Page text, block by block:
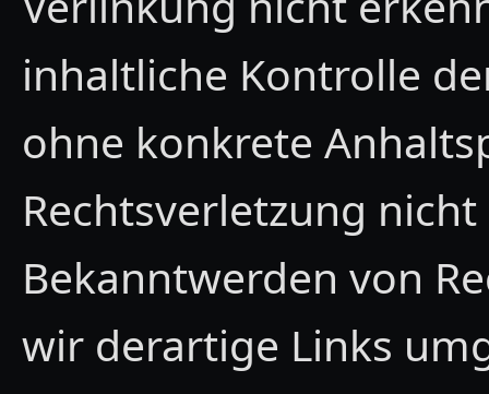
inhaltliche Kontrolle
ohne konkrete
Rechtsverletzung
Bekanntwerden von
wir derartige Links